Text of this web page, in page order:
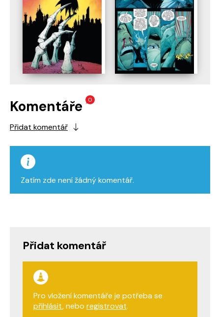
Komentáře 0
Přidat komentář
Zatím zde není žádný komentář.
Přidat komentář
Pro vložení komentáře je potřeba se
přihlásit, nebo registrovat.